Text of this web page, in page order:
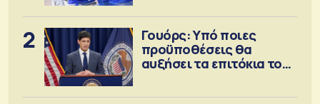
2
Γουόρς: Υπό ποιες
προϋποθέσεις θα
αυξήσει τα επιτόκια τον